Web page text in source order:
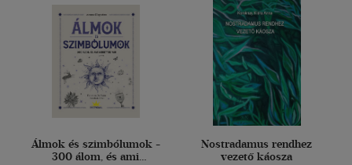
Álmok és szimbólumok -
300 álom, és ami
Nostradamus rendhez
vezető káosza